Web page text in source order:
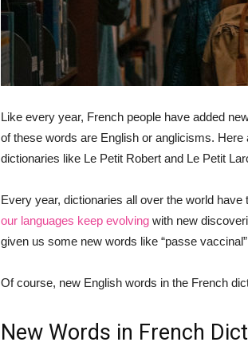
Like every year, French people have added
of these words are English or anglicisms.
dictionaries like Le Petit Robert and Le Petit
Every year, dictionaries all over the world have
our languages keep evolving with new
given us some new words like “passe vaccinal”
Of course, new English words in the French
New Words in French